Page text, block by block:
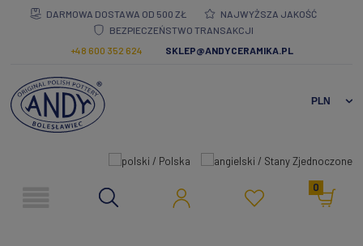
DARMOWA DOSTAWA OD 500 ZŁ
NAJWYŻSZA JAKOŚĆ
BEZPIECZEŃSTWO TRANSAKCJI
+48 600 352 624
SKLEP@ANDYCERAMIKA.PL
0